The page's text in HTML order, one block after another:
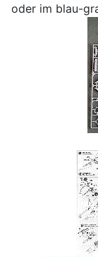
oder im blau-